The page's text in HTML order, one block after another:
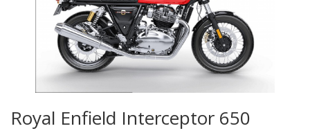
Royal Enfield Interceptor 650